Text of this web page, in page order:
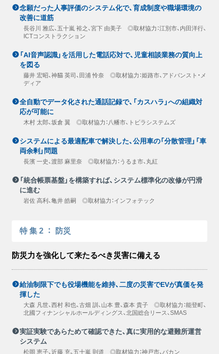
念願だった人事評価のシステム化で、育成制度や職場環境の
改善に道筋
長谷川 雅広、五十嵐 裕之、宮下 由美子 ◎取材協力：江別市、内田洋行、
ICTコンストラクション
「AI音声認識」を活用した電話応対で、児童相談業務の質向上
を図る
藤井 宏昭、神𦚰 英司、田浦 怜奈 ◎取材協力：姫路市、アドバンスト・メ
ディア
全自動でデータ化された通話記録で、「カスハラ」への組織対
応が可能に
木村 太郎、坂倉 翼 ◎取材協力：八幡市、トビラシステムズ
システムによる最適配車で解決した、公用車の「分散管理」「車
両余剰」問題
長濱 一史、渡部 麻里奈 ◎取材協力：うるま市、丸紅
「統合帳票基盤」を構築すれば、システム標準化の改修が円滑
に進む
岩佐 高利、亀井 皓嗣 ◎取材協力：インフォテック
特集2 ： 防災
防災力を強化して来たるべき災害に備える
給油制限下でも役場機能を維持、二度の災害でEVが真価を発
揮した
大森 凡世、西村 和也、古畑 訓、山本 豊、森本 貴子 ◎取材協力：能登町、
北國フィナンシャルホールディングス、北国総合リース、SMAS
実証実験であらためて確認できた、真に実用的な避難所運営
システム
松岡 恵子、近藤 充、五十嵐 則道 ◎取材協力：神戸市、バカン